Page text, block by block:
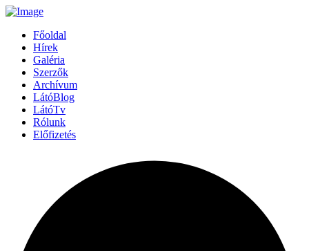
Főoldal
Hírek
Galéria
Szerzők
Archívum
LátóBlog
LátóTv
Rólunk
Előfizetés